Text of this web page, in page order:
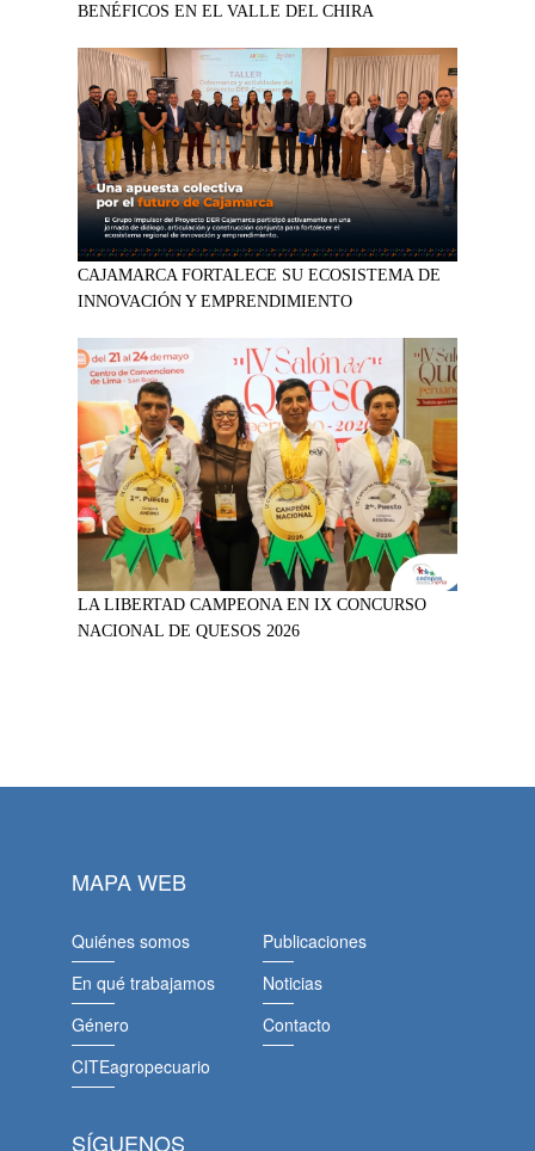
BENÉFICOS EN EL VALLE DEL CHIRA
CAJAMARCA FORTALECE SU ECOSISTEMA DE
INNOVACIÓN Y EMPRENDIMIENTO
LA LIBERTAD CAMPEONA EN IX CONCURSO
NACIONAL DE QUESOS 2026
MAPA WEB
Quiénes somos
En qué trabajamos
Género
CITEagropecuario
Publicaciones
Noticias
Contacto
SÍGUENOS